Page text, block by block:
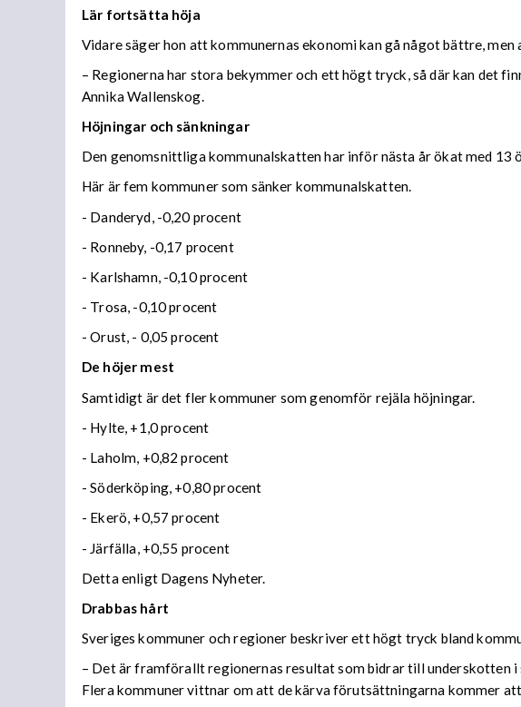
Lär fortsätta höja
Vidare säger hon att kommunernas ekonomi kan gå något bättre,
– Regionerna har stora bekymmer och ett högt tryck, så där kan det
Annika Wallenskog.
Höjningar och sänkningar
Den genomsnittliga kommunalskatten har inför nästa år ökat med 13
Här är fem kommuner som sänker kommunalskatten.
- Danderyd, -0,20 procent
- Ronneby, -0,17 procent
- Karlshamn, -0,10 procent
- Trosa, -0,10 procent
- Orust, - 0,05 procent
De höjer mest
Samtidigt är det fler kommuner som genomför rejäla höjningar.
- Hylte, +1,0 procent
- Laholm, +0,82 procent
- Söderköping, +0,80 procent
- Ekerö, +0,57 procent
- Järfälla, +0,55 procent
Detta enligt Dagens Nyheter.
Drabbas hårt
Sveriges kommuner och regioner beskriver ett högt tryck bland
– Det är framförallt regionernas resultat som bidrar till underskotten
Flera kommuner vittnar om att de kärva förutsättningarna kommer